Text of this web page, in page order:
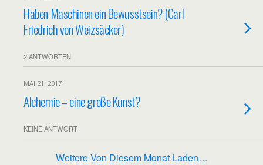
Haben Maschinen ein Bewusstsein? (Carl
Friedrich von Weizsäcker)
2 ANTWORTEN
MAI 21, 2017
Alchemie – eine große Kunst?
KEINE ANTWORT
Weitere Von Diesem Monat Laden…